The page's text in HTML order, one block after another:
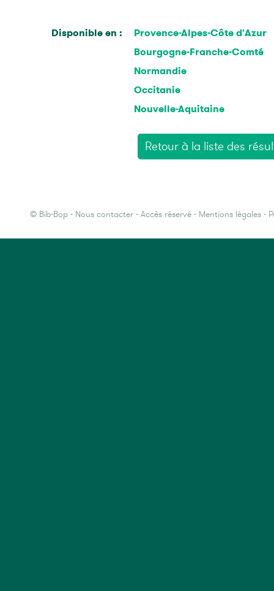
Disponible en :
Provence-Alpes-Côte d'Azur
Bourgogne-Franche-Comté
Normandie
Occitanie
Nouvelle-Aquitaine
Retour à la liste des
© Bib-Bop - Nous contacter - Accès réservé - Mentions légales -